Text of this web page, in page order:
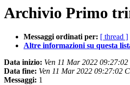
Archivio Primo
Messaggi ordinati per: [ thread ]
Altre informazioni su questa
Data inizio: Ven 11 Mar 2022
Data fine: Ven 11 Mar 2022 09:27:02
Messaggi: 1